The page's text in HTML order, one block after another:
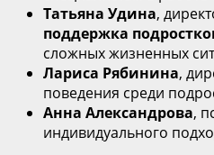
Татьяна Удина,
поддержка
сложных жизненных
Лариса Рябинина,
поведения среди
Анна Александрова,
индивидуального